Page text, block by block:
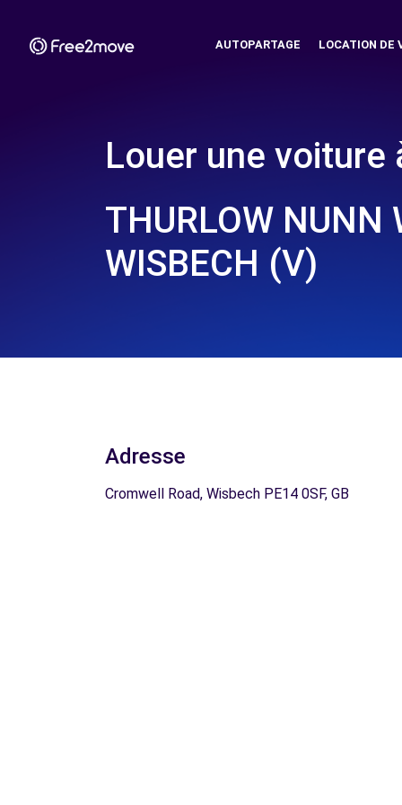
AUTOPARTAGE LOCATION DE
Louer une voiture
THURLOW NUNN
WISBECH (V)
Adresse
Cromwell Road, Wisbech PE14 0SF, GB